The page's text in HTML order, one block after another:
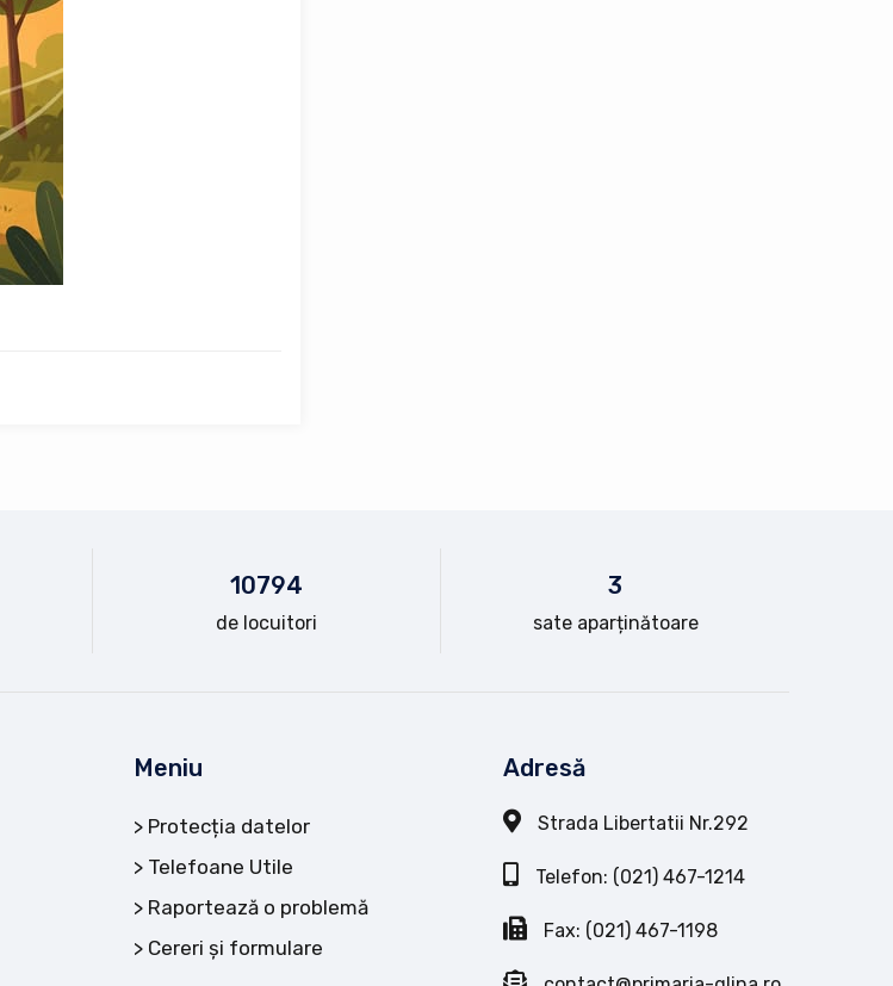
10794
de locuitori
3
sate aparținătoare
Meniu
Protecția datelor
Telefoane Utile
Raportează o problemă
Cereri și formulare
Adresă
Strada Libertatii Nr.292
Telefon: (021) 467-1214
Fax: (021) 467-1198